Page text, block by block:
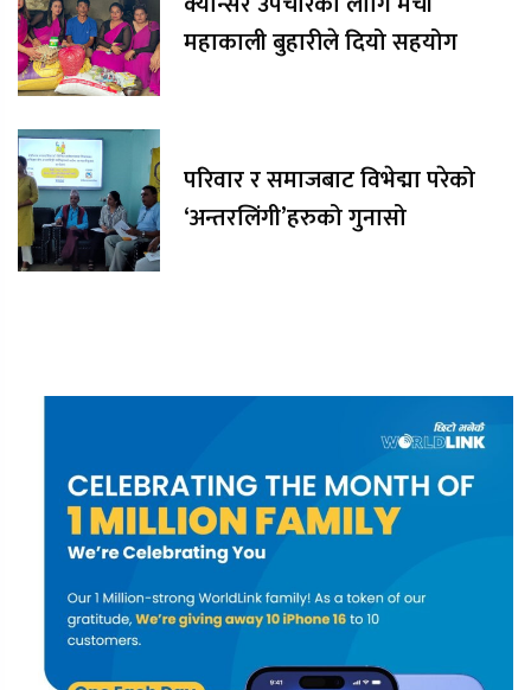
महाकाली बुहारीले दियो सहयोग
परिवार र समाजबाट विभेद्मा परेको
‘अन्तरलिंगी’हरुको गुनासो